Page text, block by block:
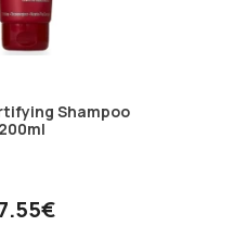
Shampoo
200ml